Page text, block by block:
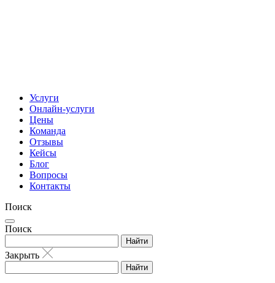
Услуги
Онлайн-услуги
Цены
Команда
Отзывы
Кейсы
Блог
Вопросы
Контакты
Поиск
Поиск
Найти
Закрыть
Найти